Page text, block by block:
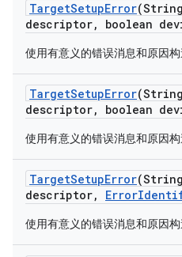
TargetSetupError
descriptor, boolean
使用有意义的错误消息和原因
TargetSetupError
descriptor, boolean
使用有意义的错误消息和原因
TargetSetupError
descriptor, Error
使用有意义的错误消息和原因